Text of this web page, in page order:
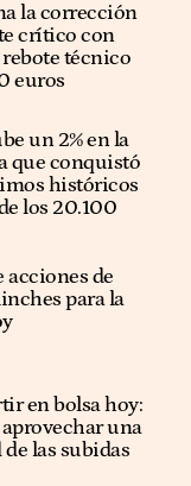
la corrección
crítico con
técnico
euros
un 2% en la
que conquistó
históricos
los 20.100
acciones de
para la
en bolsa hoy:
una
las subidas